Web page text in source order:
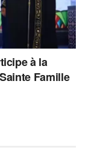
à la
Famille